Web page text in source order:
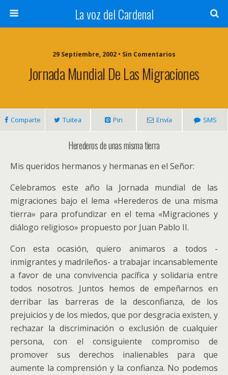
La voz del Cardenal
29 Septiembre, 2002 • Sin Comentarios
Jornada Mundial De Las Migraciones
Comparte Tuitea Pin Envía SMS
Herederos de unas misma tierra
Mis queridos hermanos y hermanas en el Señor:
Celebramos este año la Jornada mundial de las
migraciones bajo el lema «Herederos de una misma
tierra» para profundizar en el tema «Migraciones y
diálogo religioso» propuesto por Juan Pablo II.
Con esta ocasión, quiero animaros a todos -
inmigrantes y madrileños- a trabajar incansablemente
a favor de una convivencia pacífica y solidaria entre
todos nosotros. Juntos hemos de empeñarnos en
derribar las barreras de la desconfianza, de los
prejuicios y de los miedos, que por desgracia existen, y
rechazar la discriminación o exclusión de cualquier
persona, con el consiguiente compromiso de
promover sus derechos inalienables para que
aumente la comprensión y la confianza. No podemos